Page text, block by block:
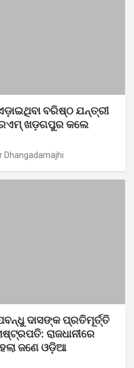
ବରିଷ୍ଠ ଯନ୍ତ୍ରୀ
ଖଡ଼ଗପୁର କଲେ
Dhangadamajhi
ଦାସଙ୍କ ପ୍ରତିମୂର୍ତ୍ତି
ରାଜଧାନୀରେ
ଜଣେ ଓଡ଼ିଆ